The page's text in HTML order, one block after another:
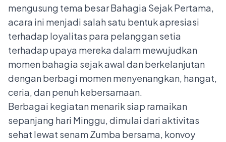
mengusung tema besar Bahagia Sejak Pertama,
acara ini menjadi salah satu bentuk apresiasi
terhadap loyalitas para pelanggan setia
terhadap upaya mereka dalam mewujudkan
momen bahagia sejak awal dan berkelanjutan
dengan berbagi momen menyenangkan, hangat,
ceria, dan penuh kebersamaan.
Berbagai kegiatan menarik siap ramaikan
sepanjang hari Minggu, dimulai dari aktivitas
sehat lewat senam Zumba bersama, konvoy